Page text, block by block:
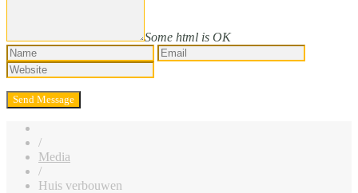
Some html is OK
/
Media
/
Huis verbouwen